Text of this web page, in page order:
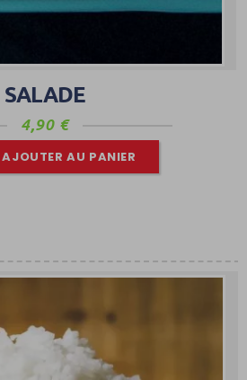
SALADE
4,90 €
AJOUTER AU PANIER